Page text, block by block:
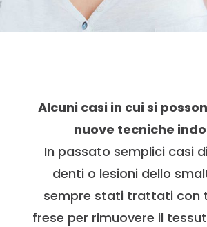
Alcuni casi in cui si
nuove tecniche
In passato semplici casi
denti o lesioni dello
sempre stati trattati con
frese per rimuovere il